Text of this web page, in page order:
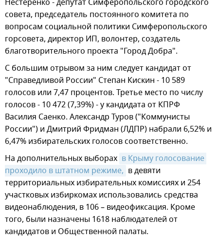
Нестеренко - депутат Симферопольского городского
совета, председатель постоянного комитета по
вопросам социальной политики Симферопольского
горсовета, директор ИП, волонтер, создатель
благотворительного проекта "Город Добра".
С большим отрывом за ним следует кандидат от
"Справедливой России" Степан Кискин - 10 589
голосов или 7,47 процентов. Третье место по числу
голосов - 10 472 (7,39%) - у кандидата от КПРФ
Василия Саенко. Александр Туров ("Коммунисты
России") и Дмитрий Фридман (ЛДПР) набрали 6,52% и
6,47% избирательских голосов соответственно.
На дополнительных выборах в Крыму голосование
проходило в штатном режиме, в девяти
территориальных избирательных комиссиях и 254
участковых избиркомах использовались средства
видеонаблюдения, в 106 – видеофиксация. Кроме
того, были назначены 1618 наблюдателей от
кандидатов и Общественной палаты.